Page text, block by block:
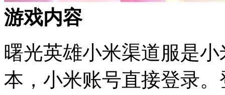
游戏内容
曙光英雄小米渠道服是
本，小米账号直接登录